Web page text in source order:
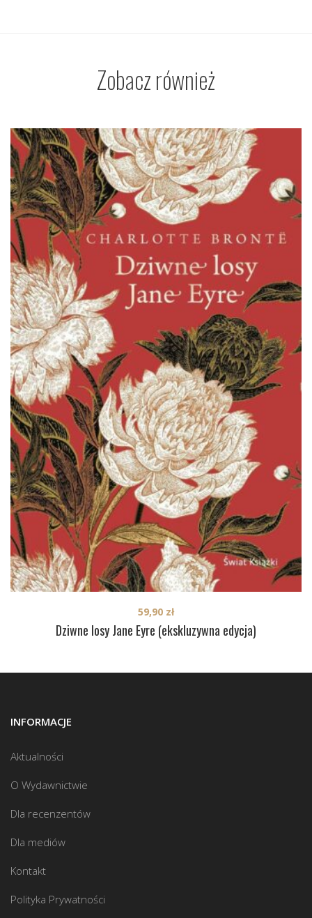
Zobacz również
Dziwne losy Jane Eyre (ekskluzywna edycja)
59,90 zł
INFORMACJE
Aktualności
O Wydawnictwie
Dla recenzentów
Dla mediów
Kontakt
Polityka Prywatności